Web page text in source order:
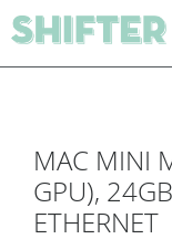
MAC MINI
GPU),
ETHERNET